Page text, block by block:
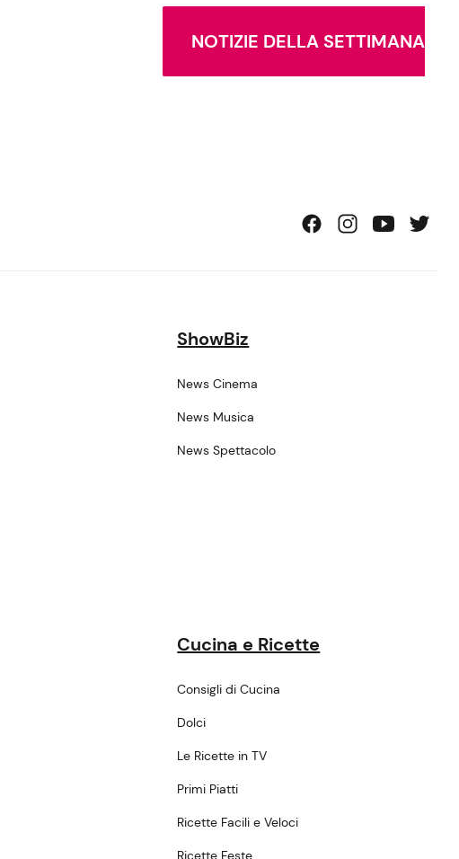
NOTIZIE DELLA SETTIMANA
ShowBiz
News Cinema
News Musica
News Spettacolo
Cucina e Ricette
Consigli di Cucina
Dolci
Le Ricette in TV
Primi Piatti
Ricette Facili e Veloci
Ricette Feste